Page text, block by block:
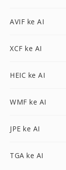
AVIF ke AI
XCF ke AI
HEIC ke AI
WMF ke AI
JPE ke AI
TGA ke AI